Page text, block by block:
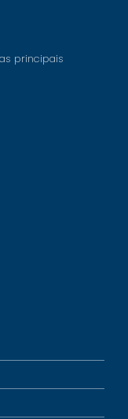
principais